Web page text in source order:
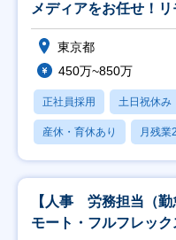
メディアをお任せ！
東京都
450万~850万
正社員採用 土日祝休み
産休・育休あり 月残業
【人事 労務担当（勤
モート・フルフレッ